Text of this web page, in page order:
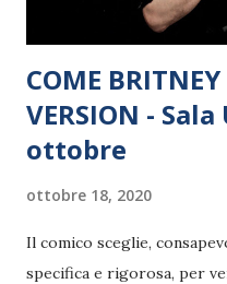
COME
VERSION -
ottobre
ottobre 18, 2020
Il comico sceglie,
specifica e rigorosa, per